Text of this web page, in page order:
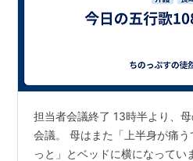
担当者会議終了 13時半より、
会議。 母はまた「上半身が痛
っと」とベッドに横になってい